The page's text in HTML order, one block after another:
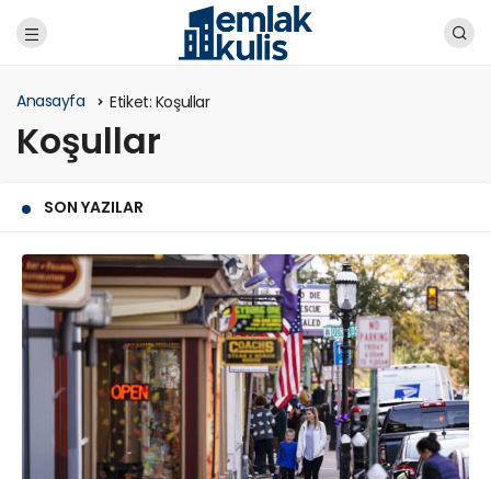
Anasayfa Etiket: Koşullar
Koşullar
SON YAZILAR